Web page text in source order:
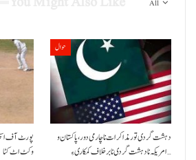
All
وکٹ اٹ کٹا
حوال
دہشت گردی تور مذاکرات نا چارمی دور،پاکستان و
امریکہ نا دہشت گردی نا برخلاف کمکاری ءِ…